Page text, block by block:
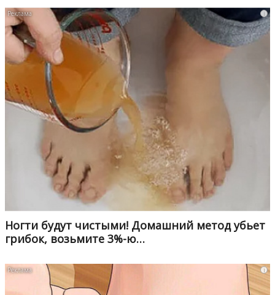
i
Ногти будут чистыми! Домашний метод убьет
грибок, возьмите 3%-ю…
i